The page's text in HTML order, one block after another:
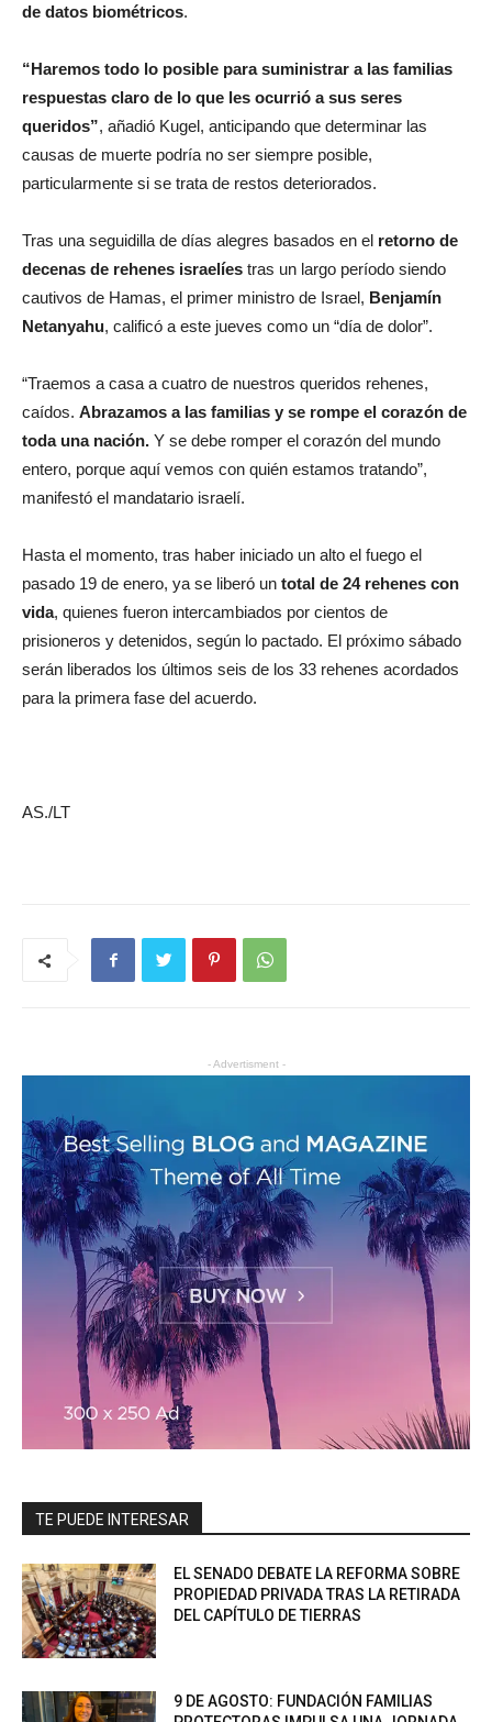
de datos biométricos.
“Haremos todo lo posible para suministrar a las familias
respuestas claro de lo que les ocurrió a sus seres
queridos”, añadió Kugel, anticipando que determinar las
causas de muerte podría no ser siempre posible,
particularmente si se trata de restos deteriorados.
Tras una seguidilla de días alegres basados en el retorno de
decenas de rehenes israelíes tras un largo período siendo
cautivos de Hamas, el primer ministro de Israel, Benjamín
Netanyahu, calificó a este jueves como un “día de dolor”.
“Traemos a casa a cuatro de nuestros queridos rehenes,
caídos. Abrazamos a las familias y se rompe el corazón de
toda una nación. Y se debe romper el corazón del mundo
entero, porque aquí vemos con quién estamos tratando”,
manifestó el mandatario israelí.
Hasta el momento, tras haber iniciado un alto el fuego el
pasado 19 de enero, ya se liberó un total de 24 rehenes con
vida, quienes fueron intercambiados por cientos de
prisioneros y detenidos, según lo pactado. El próximo sábado
serán liberados los últimos seis de los 33 rehenes acordados
para la primera fase del acuerdo.
AS./LT
- Advertisment -
TE PUEDE INTERESAR
EL SENADO DEBATE LA REFORMA SOBRE
PROPIEDAD PRIVADA TRAS LA RETIRADA
DEL CAPÍTULO DE TIERRAS
9 DE AGOSTO: FUNDACIÓN FAMILIAS